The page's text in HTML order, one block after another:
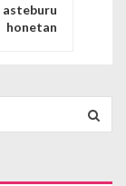
honetan